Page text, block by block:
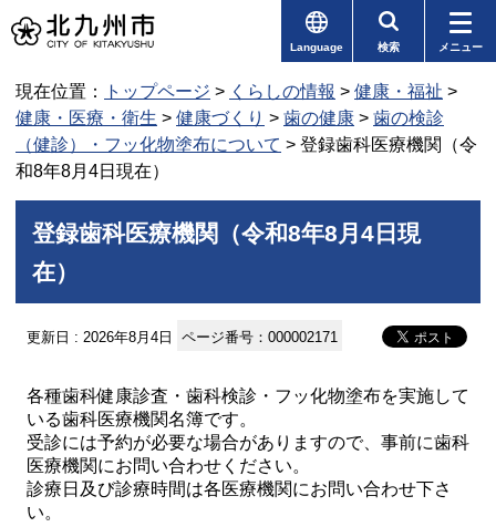
Language 検索 メニュー
現在位置： トップページ > くらしの情報 > 健康・福祉 >
健康・医療・衛生 > 健康づくり > 歯の健康 > 歯の検診
（健診）・フッ化物塗布について > 登録歯科医療機関（令
和8年8月4日現在）
登録歯科医療機関（令和8年8月4日現
在）
更新日 : 2026年8月4日 ページ番号：000002171
各種歯科健康診査・歯科検診・フッ化物塗布を実施して
いる歯科医療機関名簿です。
受診には予約が必要な場合がありますので、事前に歯科
医療機関にお問い合わせください。
診療日及び診療時間は各医療機関にお問い合わせ下さ
い。